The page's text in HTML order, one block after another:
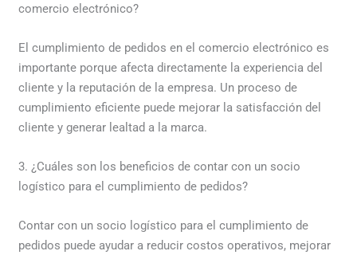
comercio electrónico?
El cumplimiento de pedidos en el comercio electrónico es
importante porque afecta directamente la experiencia del
cliente y la reputación de la empresa. Un proceso de
cumplimiento eficiente puede mejorar la satisfacción del
cliente y generar lealtad a la marca.
3. ¿Cuáles son los beneficios de contar con un socio
logístico para el cumplimiento de pedidos?
Contar con un socio logístico para el cumplimiento de
pedidos puede ayudar a reducir costos operativos, mejorar